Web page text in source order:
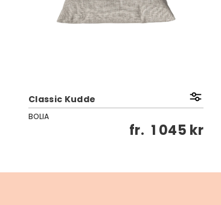
Classic Kudde
BOLIA
fr. 1 045 kr